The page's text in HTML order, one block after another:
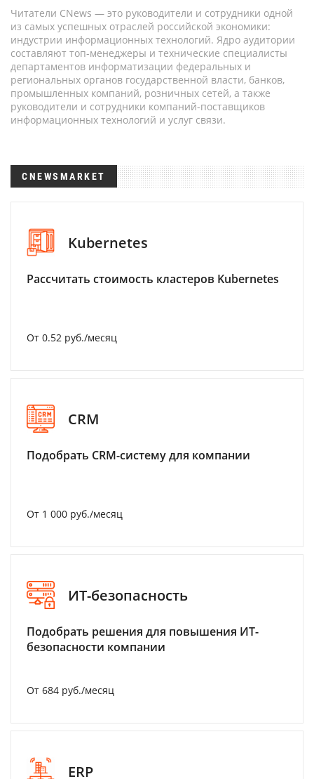
Читатели CNews — это руководители и сотрудники одной
из самых успешных отраслей российской экономики:
индустрии информационных технологий. Ядро аудитории
составляют топ-менеджеры и технические специалисты
департаментов информатизации федеральных и
региональных органов государственной власти, банков,
промышленных компаний, розничных сетей, а также
руководители и сотрудники компаний-поставщиков
информационных технологий и услуг связи.
CNEWSMARKET
Kubernetes
Рассчитать стоимость кластеров Kubernetes
От 0.52 руб./месяц
CRM
Подобрать CRM-систему для компании
От 1 000 руб./месяц
ИТ-безопасность
Подобрать решения для повышения ИТ-
безопасности компании
От 684 руб./месяц
ERP